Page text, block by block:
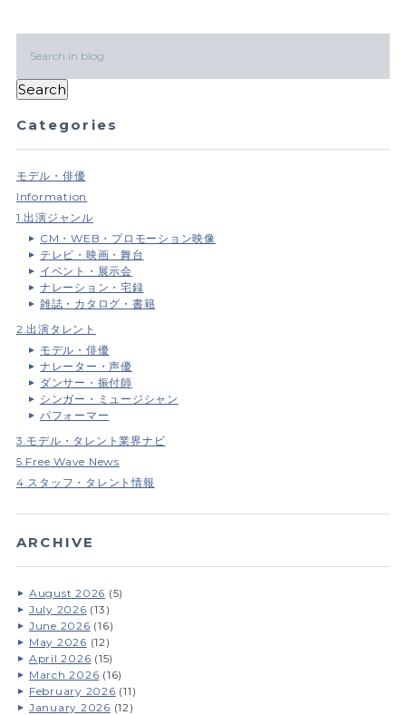
Categories
モデル・俳優
Information
1.出演ジャンル
CM・WEB・プロモーション映像
テレビ・映画・舞台
イベント・展示会
ナレーション・宅録
雑誌・カタログ・書籍
2.出演タレント
モデル・俳優
ナレーター・声優
ダンサー・振付師
シンガー・ミュージシャン
パフォーマー
3.モデル・タレント業界ナビ
5.Free Wave News
4.スタッフ・タレント情報
ARCHIVE
August 2026 (5)
July 2026 (13)
June 2026 (16)
May 2026 (12)
April 2026 (15)
March 2026 (16)
February 2026 (11)
January 2026 (12)